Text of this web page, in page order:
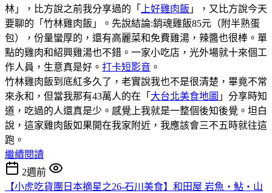
林」，比方說之前我分享過的「
上好雞肉飯 」，又比方說今天
要聊的「竹林雞肉飯」。先說結論:銷魂雞飯85元（附半熟蛋
包），份量蠻厚的，還有高麗菜和免費雞湯，辣醬也很棒。單
點的雞肉和紹興雞湯也不錯。一家小吃店，光外場就十來個工
作人員，生意真是好。 打卡短影音 。
竹林雞肉飯到底紅多久了，老實說我也不是很清楚，畢竟不常
來永和，但當我那有43萬人的在「 大台北美食地圖 」分享時知
道，吃過的人還真是少。感覺上我就是一整個後知後覺。坦白
說，這家雞肉飯如果開在我家附近，我應該會三不五時就往這
跑。
繼續閱讀
2週前
【小虎吃貨團日本摘星之26-石川美食】和田屋 岩魚・鮎・山